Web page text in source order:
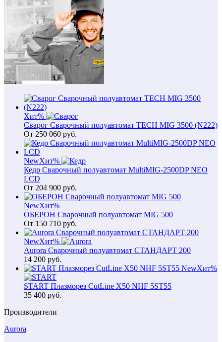
Хит%
Сварог Сварочный полуавтомат TECH MIG 3500 (N222)
От 250 060 руб.
NewХит%
Кедр Сварочный полуавтомат MultiMIG-2500DP NEO
LCD
От 204 900 руб.
NewХит%
ОБЕРОН Сварочный полуавтомат MIG 500
От 150 710 руб.
NewХит%
Aurora Сварочный полуавтомат СТАНДАРТ 200
14 200 руб.
NewХит%
START Плазморез CutLine X50 NHF 5ST55
35 400 руб.
Производители
Aurora